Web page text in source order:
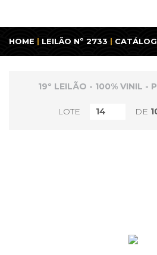
HOME | LEILÃO Nº 2733 |
19º LEILÃO - 100% VINIL -
LOTE DE